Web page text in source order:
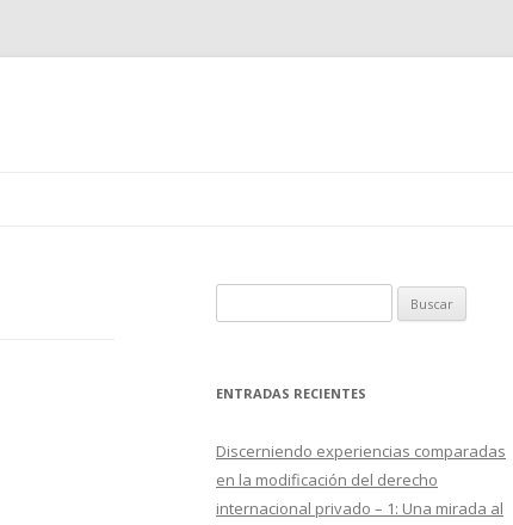
u
c
r
ENTRADAS RECIENTES
Discerniendo experiencias comparadas
en la modificación del derecho
internacional privado – 1: Una mirada al